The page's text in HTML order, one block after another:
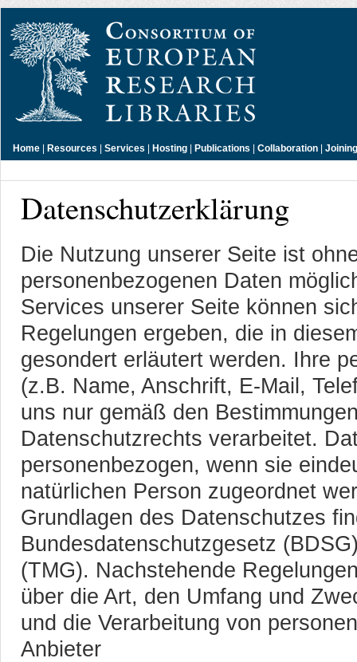
Home | Resources | Services | Hosting | Publications | Collaboration |
Datenschutzerklärung
Die Nutzung unserer Seite ist
personenbezogenen Daten
Services unserer Seite können
Regelungen ergeben, die in
gesondert erläutert werden. Ihre
(z.B. Name, Anschrift, E-Mail,
uns nur gemäß den
Datenschutzrechts verarbeitet.
personenbezogen, wenn sie
natürlichen Person zugeordnet
Grundlagen des Datenschutzes
Bundesdatenschutzgesetz
(TMG). Nachstehende
über die Art, den Umfang und
und die Verarbeitung von
Anbieter